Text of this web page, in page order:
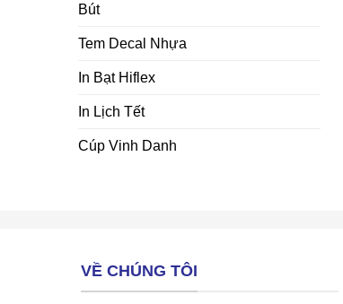
Bút
Tem Decal Nhựa
In Bạt Hiflex
In Lịch Tết
Cúp Vinh Danh
VỀ CHÚNG TÔI